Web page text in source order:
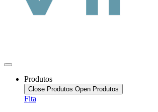
Produtos
Close Produtos Open Produtos
Fita